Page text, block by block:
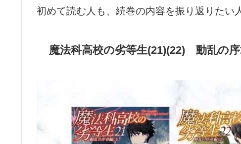
初めて読む人も、続巻の内容を振り返りたい
魔法科高校の劣等生(21)(22) 動乱の